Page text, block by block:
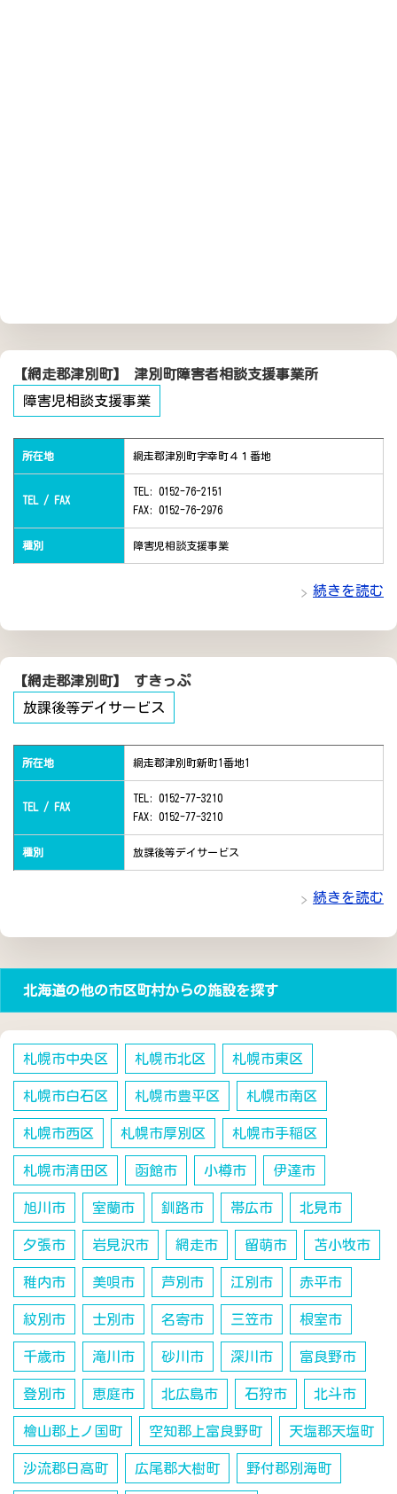
【網走郡津別町】 津別町障害者相談支援事業所
障害児相談支援事業
所在地 網走郡津別町字幸町４１番地
TEL / FAX
TEL: 0152-76-2151
FAX: 0152-76-2976
種別 障害児相談支援事業
続きを読む
【網走郡津別町】 すきっぷ
放課後等デイサービス
所在地 網走郡津別町新町1番地1
TEL / FAX
TEL: 0152-77-3210
FAX: 0152-77-3210
種別 放課後等デイサービス
続きを読む
北海道の他の市区町村からの施設を探す
札幌市中央区 札幌市北区 札幌市東区
札幌市白石区 札幌市豊平区 札幌市南区
札幌市西区 札幌市厚別区 札幌市手稲区
札幌市清田区 函館市 小樽市 伊達市
旭川市 室蘭市 釧路市 帯広市 北見市
夕張市 岩見沢市 網走市 留萌市 苫小牧市
稚内市 美唄市 芦別市 江別市 赤平市
紋別市 士別市 名寄市 三笠市 根室市
千歳市 滝川市 砂川市 深川市 富良野市
登別市 恵庭市 北広島市 石狩市 北斗市
檜山郡上ノ国町 空知郡上富良野町 天塩郡天塩町
沙流郡日高町 広尾郡大樹町 野付郡別海町